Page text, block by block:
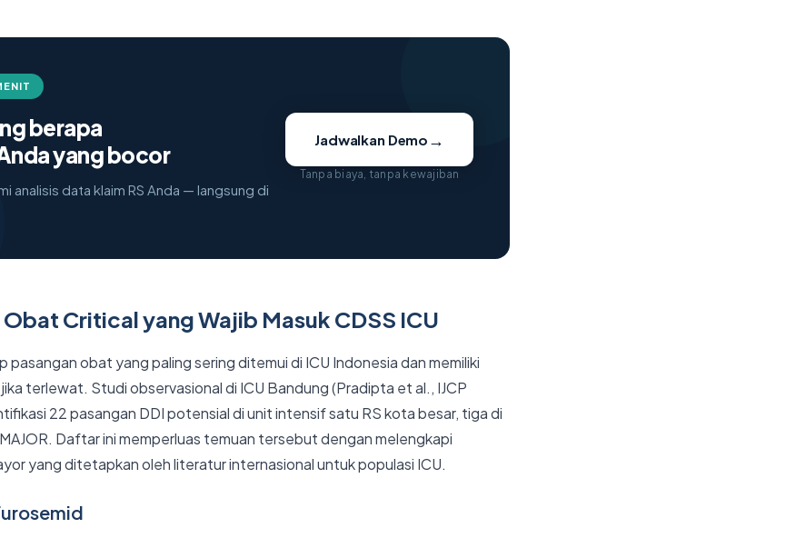
berapa
yang bocor
analisis data klaim RS Anda — langsung di
Jadwalkan Demo →
Tanpa biaya, tanpa kewajiban
Obat Critical yang Wajib Masuk CDSS ICU
obat yang paling sering ditemui di ICU Indonesia dan memiliki
terlewat. Studi observasional di ICU Bandung (Pradipta et al., IJCP
22 pasangan DDI potensial di unit intensif satu RS kota besar, tiga di
Daftar ini memperluas temuan tersebut dengan melengkapi
yang ditetapkan oleh literatur internasional untuk populasi ICU.